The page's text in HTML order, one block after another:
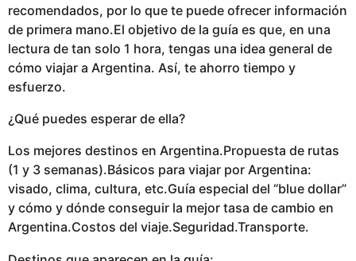
recomendados, por lo que te puede ofrecer información
de primera mano.El objetivo de la guía es que, en una
lectura de tan solo 1 hora, tengas una idea general de
cómo viajar a Argentina. Así, te ahorro tiempo y
esfuerzo.
¿Qué puedes esperar de ella?
Los mejores destinos en Argentina.Propuesta de rutas
(1 y 3 semanas).Básicos para viajar por Argentina:
visado, clima, cultura, etc.Guía especial del “blue dollar”
y cómo y dónde conseguir la mejor tasa de cambio en
Argentina.Costos del viaje.Seguridad.Transporte.